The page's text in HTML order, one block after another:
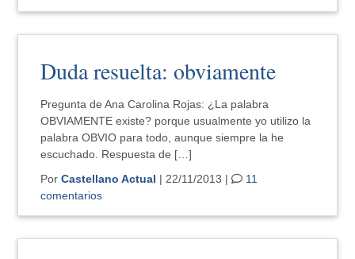
Duda resuelta: obviamente
Pregunta de Ana Carolina Rojas: ¿La palabra
OBVIAMENTE existe? porque usualmente yo utilizo la
palabra OBVIO para todo, aunque siempre la he
escuchado. Respuesta de […]
PorCastellano Actual | 22/11/2013 |
11
comentarios